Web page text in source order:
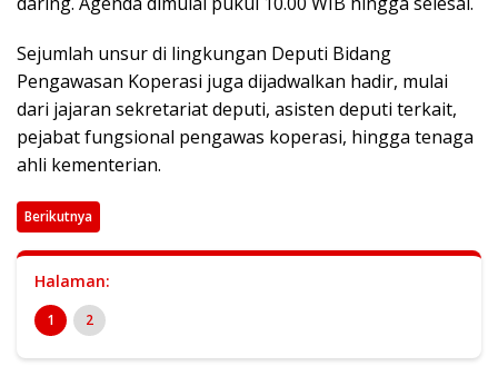
Sejumlah unsur di lingkungan Deputi Bidang
Pengawasan Koperasi juga dijadwalkan hadir, mulai
dari jajaran sekretariat deputi, asisten deputi terkait,
pejabat fungsional pengawas koperasi, hingga tenaga
ahli kementerian.
Berikutnya
Halaman:
1 2